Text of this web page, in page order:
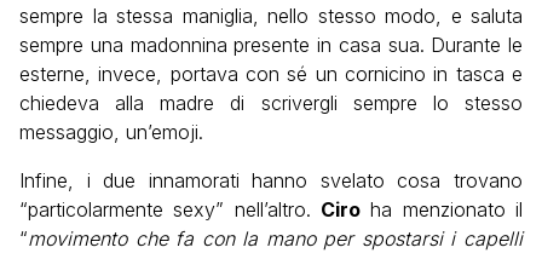
sempre la stessa maniglia, nello stesso modo, e saluta
sempre una madonnina presente in casa sua. Durante le
esterne, invece, portava con sé un cornicino in tasca e
chiedeva alla madre di scrivergli sempre lo stesso
messaggio, un’emoji.
Infine, i due innamorati hanno svelato cosa trovano
“particolarmente sexy” nell’altro. Ciro ha menzionato il
“movimento che fa con la mano per spostarsi i capelli